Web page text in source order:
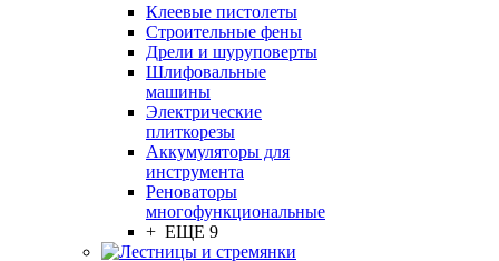
Клеевые пистолеты
Строительные фены
Дрели и шуруповерты
Шлифовальные
машины
Электрические
плиткорезы
Аккумуляторы для
инструмента
Реноваторы
многофункциональные
+ ЕЩЕ 9